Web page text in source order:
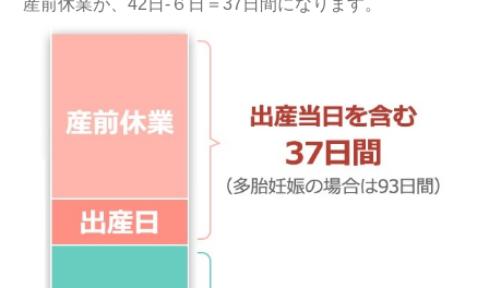
産前休業が、42日-６日＝37日間になります。